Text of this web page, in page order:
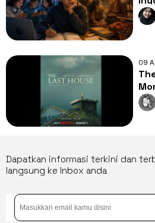
09
Alam
Dapatkan informasi terkini dan
langsung ke Inbox anda